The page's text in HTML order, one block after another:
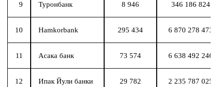
9 Туронбанк 8 946 346 186 824
10 Hamkorbank 295 434 6 870 278 473
11 Асака банк 73 574 6 638 492 246
12 Ипак Йули банки 29 782 2 235 787 025